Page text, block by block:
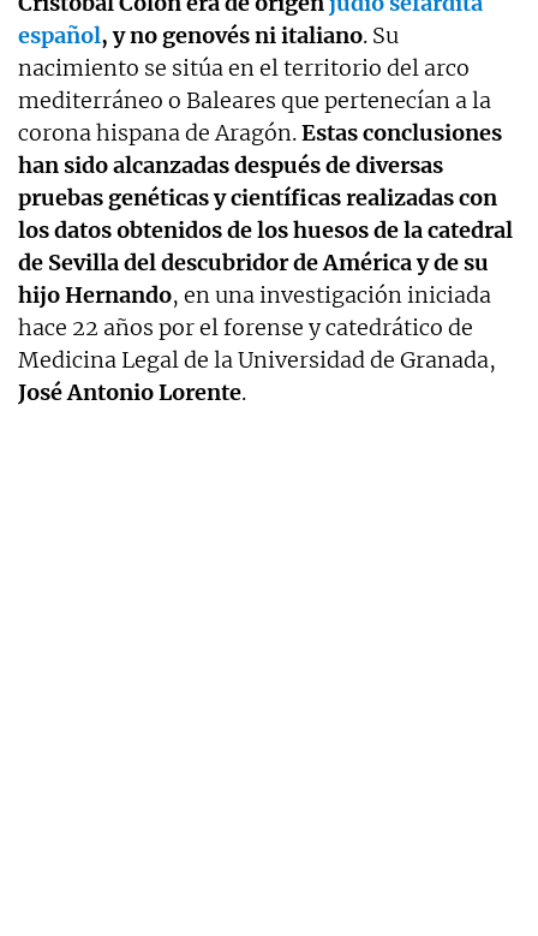
español, y no genovés ni italiano. Su
nacimiento se sitúa en el territorio del arco
mediterráneo o Baleares que pertenecían a la
corona hispana de Aragón.Estas conclusiones
han sido alcanzadas después de diversas
pruebas genéticas y científicas realizadas con
los datos obtenidos de los huesos de la catedral
de Sevilla del descubridor de América y de su
hijo Hernando, en una investigación iniciada
hace 22 años por el forense y catedrático de
Medicina Legal de la Universidad de Granada,
José Antonio Lorente.